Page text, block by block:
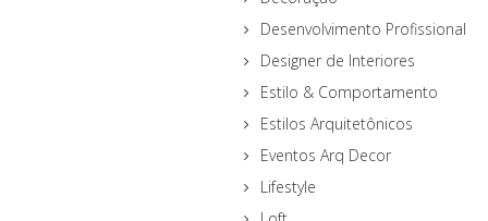
Desenvolvimento Profissional
Designer de Interiores
Estilo & Comportamento
Estilos Arquitetônicos
Eventos Arq Decor
Lifestyle